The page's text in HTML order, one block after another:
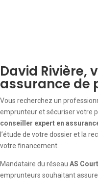
David Rivière,
assurance de
Vous recherchez un
emprunteur et sécuriser votre
conseiller expert en
l’étude de votre dossier et la
votre financement.
Mandataire du réseau AS
emprunteurs souhaitant